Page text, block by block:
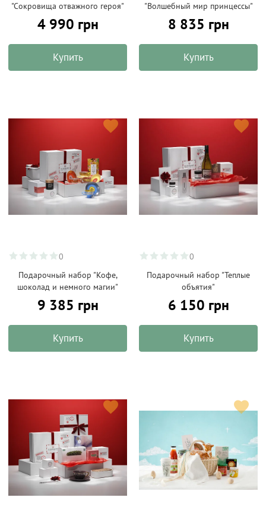
"Сокровища отважного героя"
4 990 грн
Купить
"Волшебный мир принцессы"
8 835 грн
Купить
0
Подарочный набор "Кофе,
шоколад и немного магии"
9 385 грн
Купить
0
Подарочный набор "Теплые
объятия"
6 150 грн
Купить